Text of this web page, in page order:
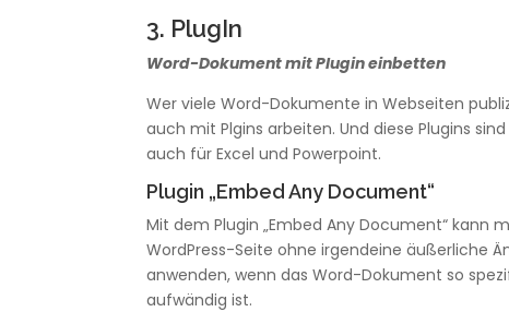
3. PlugIn
Word-Dokument mit Plugin einbetten
Wer viele Word-Dokumente in Webseiten
auch mit Plgins arbeiten. Und diese Plugins
auch für Excel und Powerpoint.
Plugin „Embed Any Document“
Mit dem Plugin „Embed Any Document“
WordPress-Seite ohne irgendeine äußerliche
anwenden, wenn das Word-Dokument so
aufwändig ist.